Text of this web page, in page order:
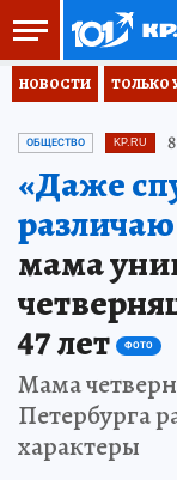
НОВОСТИ ТОЛЬКО
ОБЩЕСТВО KP.RU
«Даже
мама
47 лет
ФОТО
Мама
Петербурга
характеры